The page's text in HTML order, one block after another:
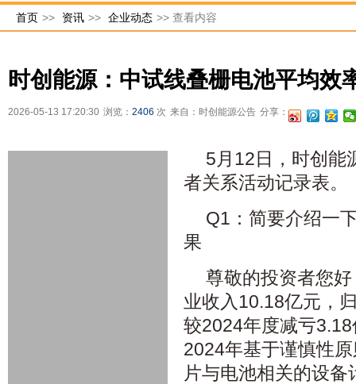
首页 >> 资讯 >> 企业动态 >> 查看内容
时创能源：中试线叠栅电池平均效
2026-05-13 17:20:30 浏览： 2406 次 来自：时创能源公告 分享：
5月12日，时创能
者关系活动记录表。
Q1：简要介绍一
果
尊敬的投资者您
业收入10.18亿元，
较2024年度减亏
2024年基于谨慎性
片与电池相关的设